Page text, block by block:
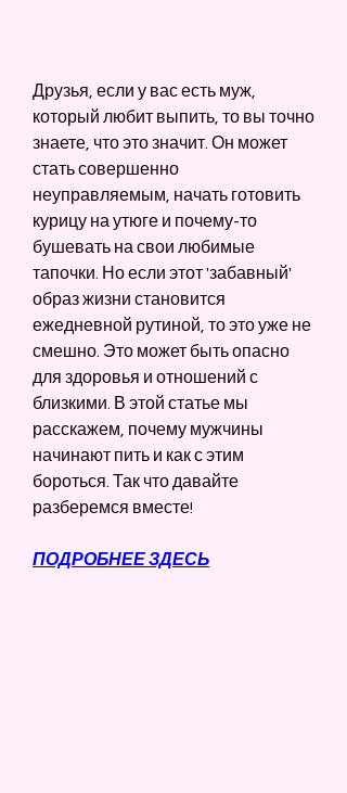
Друзья, если у вас есть муж,
который любит выпить, то вы точно
знаете, что это значит. Он может
стать совершенно
неуправляемым, начать готовить
курицу на утюге и почему-то
бушевать на свои любимые
тапочки. Но если этот 'забавный'
образ жизни становится
ежедневной рутиной, то это уже не
смешно. Это может быть опасно
для здоровья и отношений с
близкими. В этой статье мы
расскажем, почему мужчины
начинают пить и как с этим
бороться. Так что давайте
разберемся вместе!
ПОДРОБНЕЕ ЗДЕСЬ